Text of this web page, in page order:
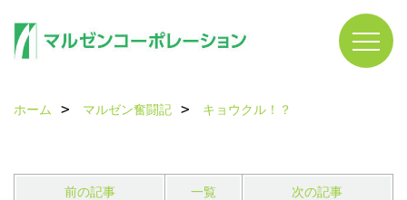
ホーム マルゼン奮闘記 キョウクル！？
前の記事 一覧 次の記事